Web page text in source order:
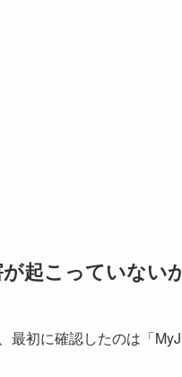
起こっていない
最初に確認したのは「